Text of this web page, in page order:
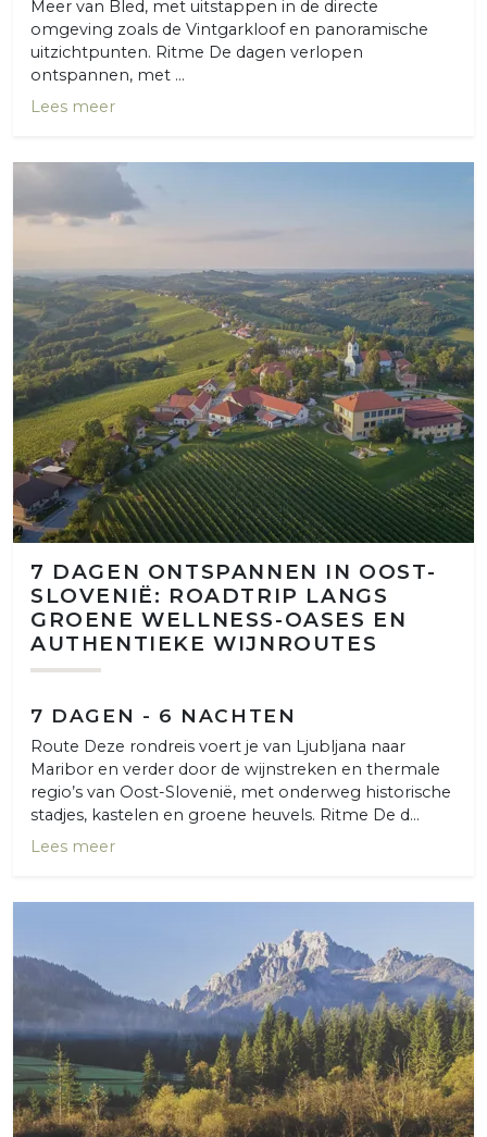
Meer van Bled, met uitstappen in de directe
omgeving zoals de Vintgarkloof en panoramische
uitzichtpunten. Ritme De dagen verlopen
ontspannen, met ...
Lees meer
7 DAGEN ONTSPANNEN IN OOST-
SLOVENIË: ROADTRIP LANGS
GROENE WELLNESS-OASES EN
AUTHENTIEKE WIJNROUTES
7 DAGEN - 6 NACHTEN
Route Deze rondreis voert je van Ljubljana naar
Maribor en verder door de wijnstreken en thermale
regio’s van Oost-Slovenië, met onderweg historische
stadjes, kastelen en groene heuvels. Ritme De d...
Lees meer